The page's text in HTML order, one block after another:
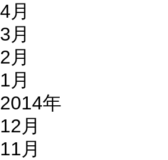
4月
3月
2月
1月
2014年
12月
11月